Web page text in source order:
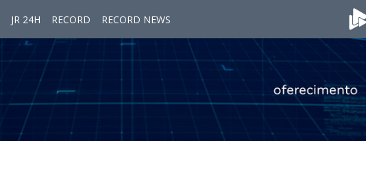
JR 24H RECORD RECORD NEWS